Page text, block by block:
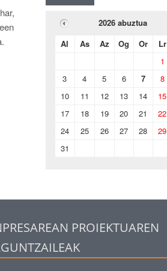
2026 abuztua
Al
As Az Og Or Lr
1
3
4 5 6 7 8
10
11 12 13 14 15
17
18 19 20 21 22
24
25 26 27 28 29
31
PROIEKTUAREN